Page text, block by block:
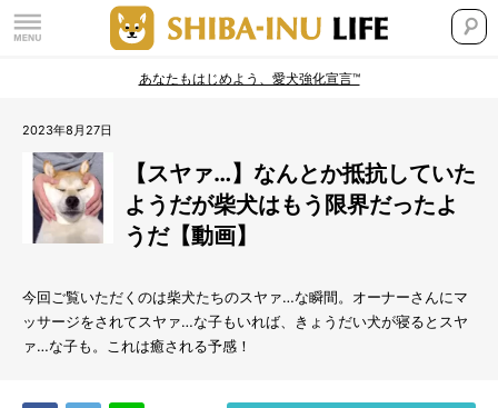
あなたもはじめよう、愛犬強化宣言™
2023年8月27日
【スヤァ…】なんとか抵抗していた
ようだが柴犬はもう限界だったよ
うだ【動画】
今回ご覧いただくのは柴犬たちのスヤァ…な瞬間。オーナーさんにマ
ッサージをされてスヤァ…な子もいれば、きょうだい犬が寝るとスヤ
ァ…な子も。これは癒される予感！